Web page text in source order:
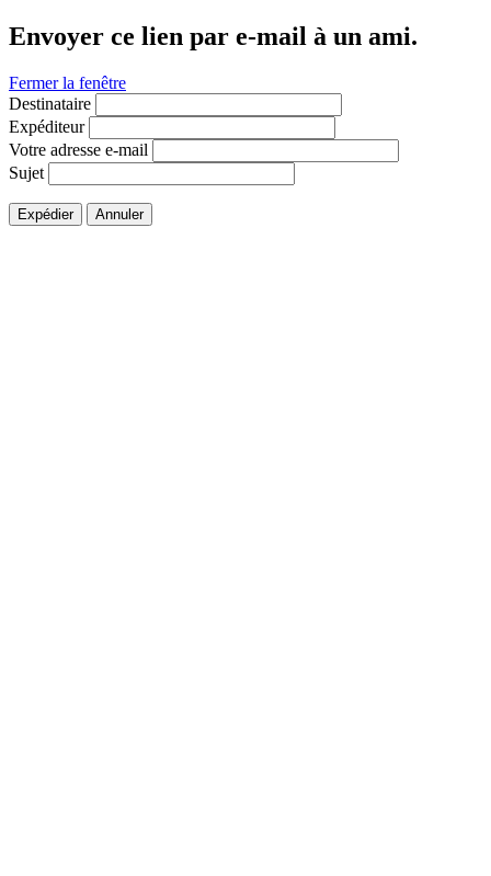
Envoyer ce lien par e-mail à un ami.
Fermer la fenêtre
Destinataire
Expéditeur
Votre adresse e-mail
Sujet
Expédier Annuler